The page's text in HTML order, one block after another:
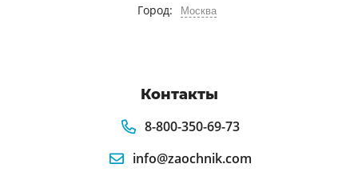
Город: Москва
Контакты
8-800-350-69-73
info@zaochnik.com